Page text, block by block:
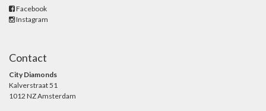
Facebook
Instagram
Contact
City Diamonds
Kalverstraat 51
1012 NZ Amsterdam